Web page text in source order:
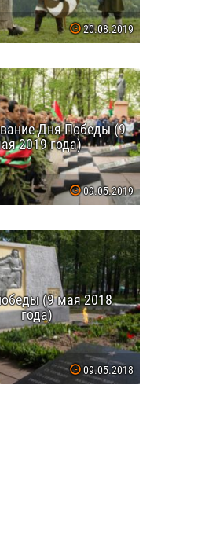
20.08.2019
Дня Победы (9
2019 года)
09.05.2019
(9 мая 2018
года)
09.05.2018